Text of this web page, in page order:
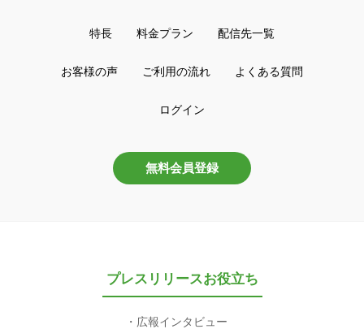
特長 料金プラン 配信先一覧
お客様の声 ご利用の流れ よくある質問
ログイン
無料会員登録
プレスリリースお役立ち
広報インタビュー